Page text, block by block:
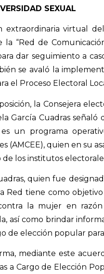
SEXUAL
extraordinaria virtual
la “Red de
dar seguimiento a
se avaló la
el Proceso Electoral
la Consejera
García Cuadras señaló
un programa
(AMCEE), quien en su
de los institutos
quien fue
Red tiene como
la mujer en
así como brindar
de elección popular
mediante este
a Cargo de Elección